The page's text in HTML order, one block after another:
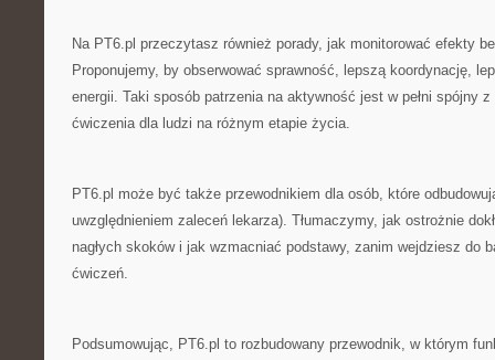
Na PT6.pl przeczytasz również porady, jak monitorować efekty
Proponujemy, by obserwować sprawność, lepszą koordynację,
energii. Taki sposób patrzenia na aktywność jest w pełni spójny
ćwiczenia dla ludzi na różnym etapie życia.
PT6.pl może być także przewodnikiem dla osób, które
uwzględnieniem zaleceń lekarza). Tłumaczymy, jak ostrożnie
nagłych skoków i jak wzmacniać podstawy, zanim wejdziesz do
ćwiczeń.
Podsumowując, PT6.pl to rozbudowany przewodnik, w którym